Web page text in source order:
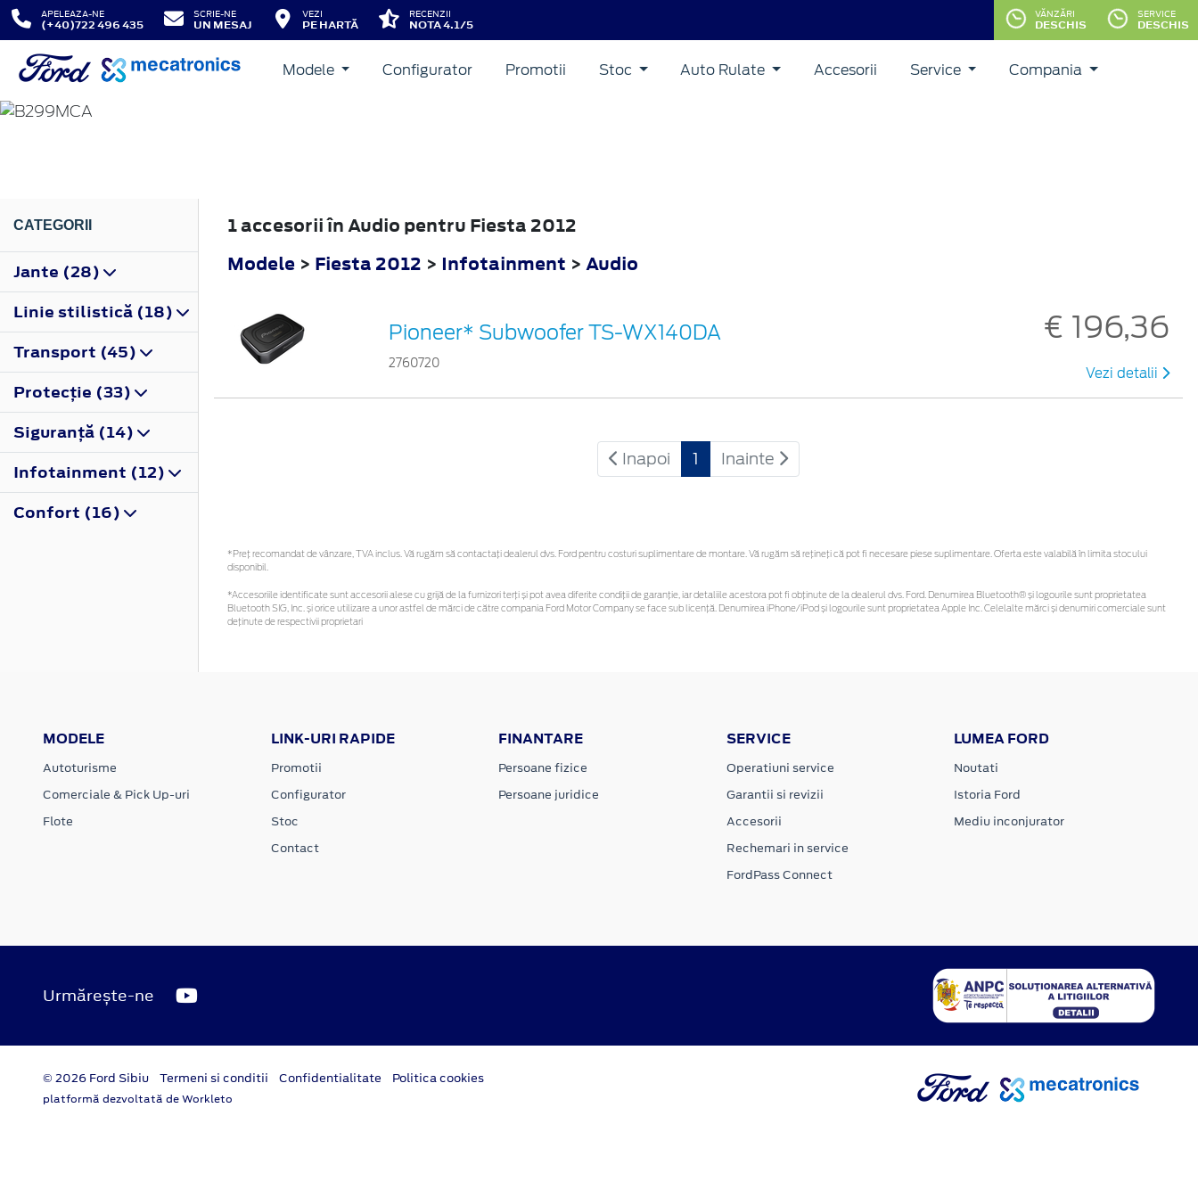
APELEAZA-NE
(+40)722 496 435
SCRIE-NE
UN MESAJ
VEZI
PE HARTĂ
RECENZII
NOTA 4.1/5
VĂNZĂRI
DESCHIS
SERVICE
DESCHIS
Modele Configurator Promotii Stoc Auto Rulate Accesorii Service Compania
FIESTA
CATEGORII
Jante (28)
Linie stilistică (18)
Transport (45)
Protecţie (33)
Siguranţă (14)
Infotainment (12)
Confort (16)
1 accesorii în Audio pentru Fiesta 2012
Modele > Fiesta 2012 > Infotainment > Audio
Pioneer* Subwoofer TS-WX140DA
2760720
€ 196,36
Vezi detalii
Inapoi 1 Inainte
*Preţ recomandat de vânzare, TVA inclus. Vă rugăm să contactaţi dealerul dvs. Ford pentru costuri suplimentare de montare. Vă rugăm să rețineți că pot fi necesare piese suplimentare. Oferta este valabilă în limita stocului
disponibil.
*Accesoriile identificate sunt accesorii alese cu grijă de la furnizori terți și pot avea diferite condiții de garanție, iar detaliile acestora pot fi obținute de la dealerul dvs. Ford. Denumirea Bluetooth® și logourile sunt proprietatea
Bluetooth SIG, Inc. și orice utilizare a unor astfel de mărci de către compania Ford Motor Company se face sub licență. Denumirea iPhone/iPod și logourile sunt proprietatea Apple Inc. Celelalte mărci și denumiri comerciale sunt
deținute de respectivii proprietari
MODELE
Autoturisme
Comerciale & Pick Up-uri
Flote
LINK-URI RAPIDE
Promotii
Configurator
Stoc
Contact
FINANTARE
Persoane fizice
Persoane juridice
SERVICE
Operatiuni service
Garantii si revizii
Accesorii
Rechemari in service
FordPass Connect
LUMEA FORD
Noutati
Istoria Ford
Mediu inconjurator
Urmărește-ne
© 2026 Ford Sibiu Termeni si conditii Confidentialitate Politica cookies
platformă dezvoltată de Workleto